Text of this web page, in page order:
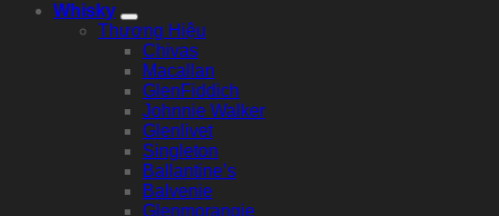
Whisky
Thương Hiệu
Chivas
Macallan
GlenFiddich
Johnnie Walker
Glenlivet
Singleton
Ballantine’s
Balvenie
Glenmorangie